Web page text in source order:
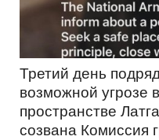
Третий день
возможной угрозе
пространстве
созвана Комиссия